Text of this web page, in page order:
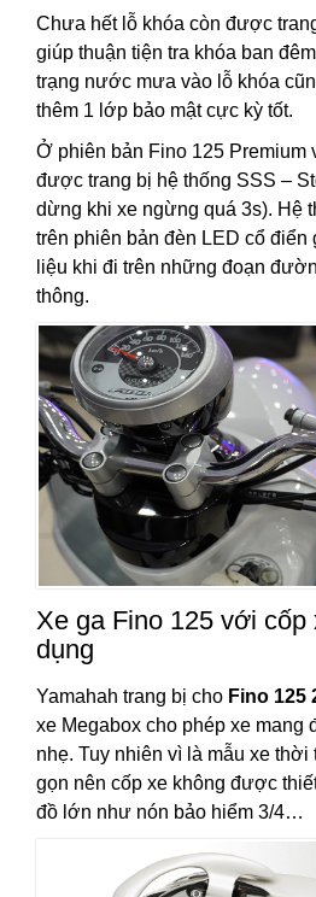
Chưa hết lỗ khóa còn được
giúp thuận tiện tra khóa ban
trạng nước mưa vào lỗ khóa
thêm 1 lớp bảo mật cực kỳ tốt.
Ở phiên bản Fino 125 Premium
được trang bị hệ thống SSS –
dừng khi xe ngừng quá 3s). Hệ
trên phiên bản đèn LED cổ điển
liệu khi đi trên những đoạn
thông.
Xe ga Fino 125 với cốp
dụng
Yamahah trang bị cho Fino 125
xe Megabox cho phép xe mang
nhẹ. Tuy nhiên vì là mẫu xe
gọn nên cốp xe không được
đồ lớn như nón bảo hiểm 3/4…